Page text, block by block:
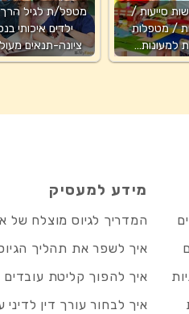
מטפל/ת לגיל הרך
ילדים איכותי
ציונה-תנאים
סייעות /
/ מטפלות
למעונות…
מידע למעסיק
המדריך לגיוס מוצלח של
איך לשפר את תהליך
איך להפוך קליטת
איך לבחור עורך דין לדיני